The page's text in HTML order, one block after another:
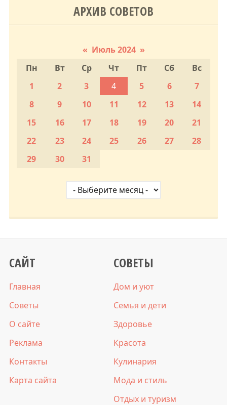
АРХИВ СОВЕТОВ
« Июль 2024 »
Пн
Вт Ср Чт Пт Сб
Вс
1
2 3 4 5 6
7
8
9 10 11 12 13
14
15
16 17 18 19 20
21
22
23 24 25 26 27
28
29
30 31
САЙТ
Главная
Советы
О сайте
Реклама
Контакты
Карта сайта
СОВЕТЫ
Дом и уют
Семья и дети
Здоровье
Красота
Кулинария
Мода и стиль
Отдых и туризм